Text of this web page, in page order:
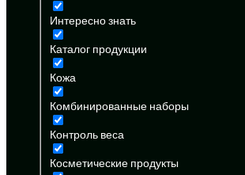
Интересно знать
Каталог продукции
Кожа
Комбинированные наборы
Контроль веса
Косметические продукты